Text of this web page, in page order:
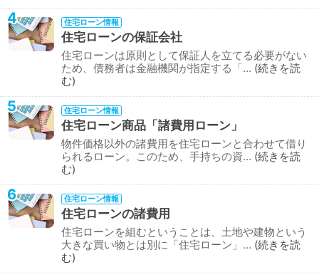
4 住宅ローン情報
住宅ローンの保証会社
住宅ローンは原則として保証人を立てる必要がない
ため、債務者は金融機関が指定する「… 続きを読
む
5 住宅ローン情報
住宅ローン商品「諸費用ローン」
物件価格以外の諸費用を住宅ローンと合わせて借り
られるローン。このため、手持ちの資… 続きを読
む
6 住宅ローン情報
住宅ローンの諸費用
住宅ローンを組むということは、土地や建物という
大きな買い物とは別に「住宅ローン」… 続きを読
む